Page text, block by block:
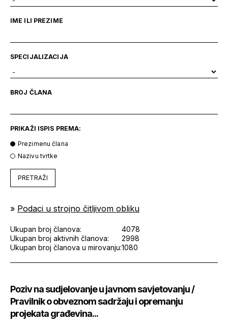
IME ILI PREZIME
SPECIJALIZACIJA
BROJ ČLANA
PRIKAŽI ISPIS PREMA:
Prezimenu člana
Nazivu tvrtke
PRETRAŽI
» Podaci u strojno čitljivom obliku
Ukupan broj članova:
4078
Ukupan broj aktivnih članova:
2998
Ukupan broj članova u mirovanju:1080
Poziv na sudjelovanje u javnom savjetovanju /
Pravilnik o obveznom sadržaju i opremanju
projekata građevina...